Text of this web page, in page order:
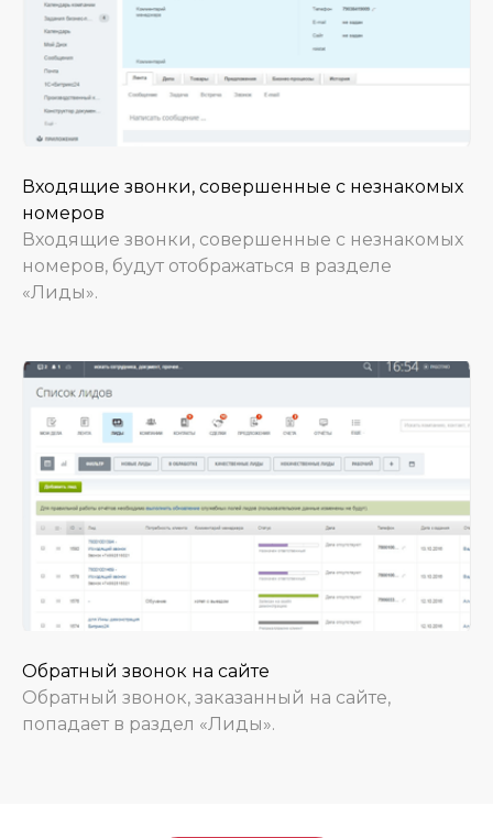
Входящие звонки, совершенные с незнакомых
номеров
Входящие звонки, совершенные с незнакомых
номеров, будут отображаться в разделе
«Лиды».
Обратный звонок на сайте
Обратный звонок, заказанный на сайте,
попадает в раздел «Лиды».